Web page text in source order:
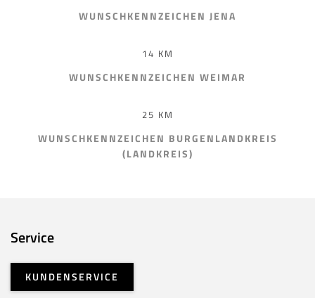
WUNSCHKENNZEICHEN JENA
14 KM
WUNSCHKENNZEICHEN WEIMAR
25 KM
WUNSCHKENNZEICHEN BURGENLANDKREIS
(LANDKREIS)
Service
KUNDENSERVICE